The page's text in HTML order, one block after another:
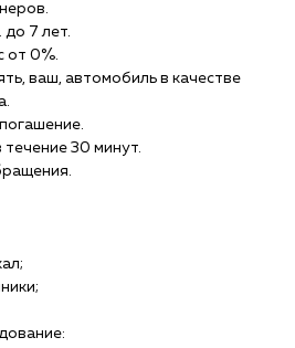
до 7 лет.
от 0%.
ваш, автомобиль в качестве
течение 30 минут.